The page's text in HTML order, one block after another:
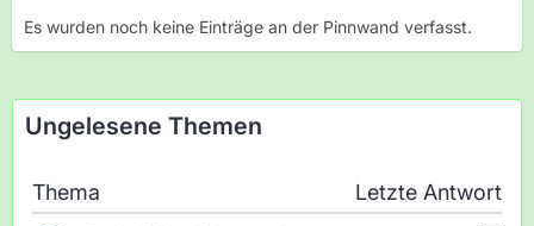
Es wurden noch keine Einträge an der Pinnwand verfasst.
Ungelesene Themen
Thema Letzte Antwort